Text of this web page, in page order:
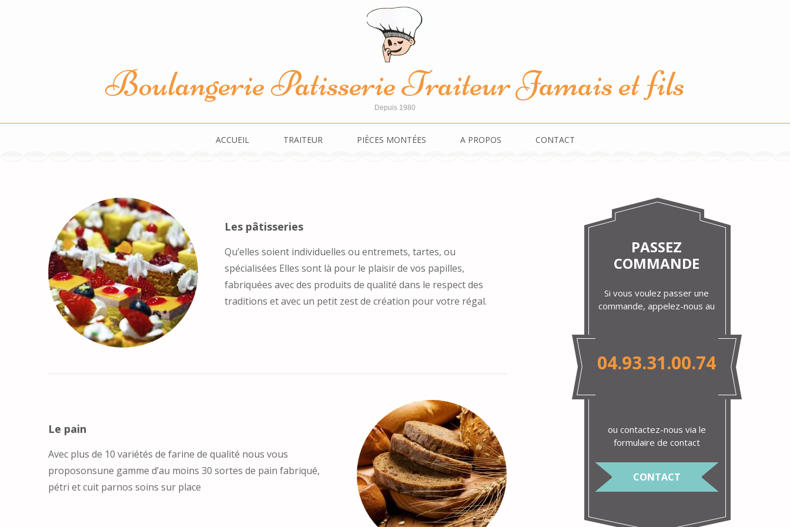
Boulangerie Patisserie Traiteur Jamais et fils
Depuis 1980
ACCUEIL TRAITEUR PIÈCES MONTÉES A PROPOS CONTACT
Les pâtisseries
Qu’elles soient individuelles ou entremets, tartes, ou
spécialisées Elles sont là pour le plaisir de vos papilles,
fabriquées avec des produits de qualité dans le respect des
traditions et avec un petit zest de création pour votre régal.
Le pain
Avec plus de 10 variétés de farine de qualité nous vous
proposonsune gamme d’au moins 30 sortes de pain fabriqué,
pétri et cuit parnos soins sur place
PASSEZ
COMMANDE
Si vous voulez passer une
commande, appelez-nous au
04.93.31.00.74
ou contactez-nous via le
formulaire de contact
CONTACT